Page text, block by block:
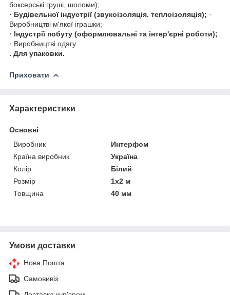
боксерські груші, шоломи);
· Будівельної індустрії (звукоізоляція. теплоізоляція); ·
Виробництві м'якої іграшки;
· Індустрії побуту (оформлювальні та інтер'єрні роботи);
· Виробництві одягу.
. Для упаковки.
Приховати
Характеристики
Основні
Виробник
Интерфом
Країна виробник
Україна
Колір
Білий
Розмір
1х2 м
Товщина
40 мм
Умови доставки
Нова Пошта
Самовивіз